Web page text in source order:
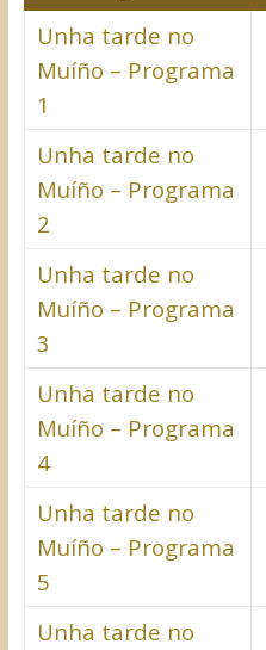
Unha tarde no
Muíño – Programa
1
Unha tarde no
Muíño – Programa
2
Unha tarde no
Muíño – Programa
3
Unha tarde no
Muíño – Programa
4
Unha tarde no
Muíño – Programa
5
Unha tarde no